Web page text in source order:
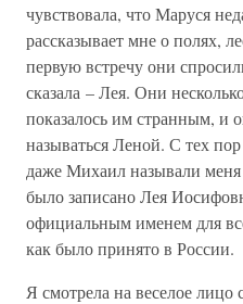
чувствовала, что Маруся
рассказывает мне о полях,
первую встречу они
сказала – Лея. Они
показалось им странным, и
называться Леной. С тех
даже Михаил называли
было записано Лея
официальным именем для
как было принято в России.
Я смотрела на веселое